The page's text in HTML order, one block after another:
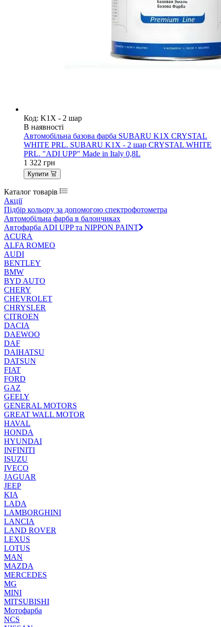
Код: K1X - 2 шар
В наявності
Автомобільна базова фарба SUBARU K1X CRYSTAL
WHITE PRL. SUBARU K1X - 2 шар CRYSTAL WHITE
PRL. "ADI UPP" Made in Italy 0,8L
1 322 грн
Купити
Каталог товарів
Акції
Підбір кольору за допомогою спектрофотометра
Автомобільна фарба в балончиках
Автофарба ADI UPP та NIPPON PAINT
ACURA
ALFA ROMEO
AUDI
BENTLEY
BMW
BYD AUTO
CHERY
CHEVROLET
CHRYSLER
CITROEN
DACIA
DAEWOO
DAF
DAIHATSU
DATSUN
FIAT
FORD
GAZ
GEELY
GENERAL MOTORS
GREAT WALL MOTOR
HAVAL
HONDA
HYUNDAI
INFINITI
ISUZU
IVECO
JAGUAR
JEEP
KIA
LADA
LAMBORGHINI
LANCIA
LAND ROVER
LEXUS
LOTUS
MAN
MAZDA
MERCEDES
MG
MINI
MITSUBISHI
Мотофарба
NCS